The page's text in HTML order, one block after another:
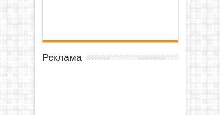
Реклама